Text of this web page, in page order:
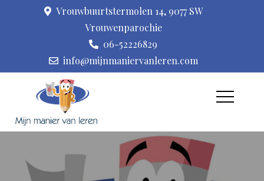
Vrouwbuurtstermolen 14, 9077 SW
Vrouwenparochie
06-52226829
info@mijnmaniervanleren.com
kindercoaching,
kindermassage I Mijn
manier van leren
coaching en kindermassage